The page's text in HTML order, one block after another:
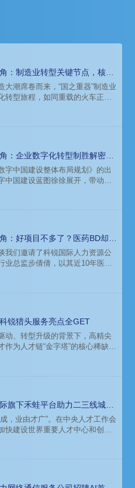
：制造业转型关键节点，核心
抓牢？
大潮席卷而来，“国之重器”制造业
转型旅程，如同重载的火车正鸣
：企业数字化转型制胜解密：
引入！
字中国建设整体布局规划》的出
中国建设蓝图徐徐展开，带动更
为影响企业数字化进程的关键因
：好项目不多了？医药BD却
薪难招一岗？！
我们邀请了科锐国际人力资源公
业总监步倩倩，以其近10年医药
抢占人才先机，洞见市场，赢得
起来看：
锐猎头服务亮点全GET
动、转型升级的背景下，高精尖
作为人才链“金字塔”的核心稀缺资
旗下禾蛙平台助力二三线城市
，业由才广”。在中央人才工作会
快建设世界重要人才中心和创新
，有效吸引一流人才回流，是各